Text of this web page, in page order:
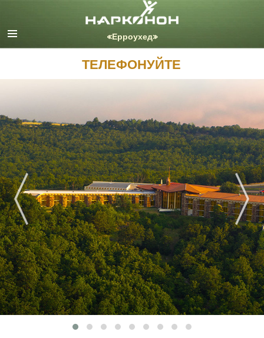
English
Deutsch
Ελληνικά (Greek)
Español
Magyar
Italiano
日本語 (Japanese)
Nederlands
Norsk
Portuguès
Русский (Russian)
Svenska
繁體中文 (Chinese)
Nepali
Arabic
Ukrainian
Czech
ТЕЛЕФОНУЙТЕ